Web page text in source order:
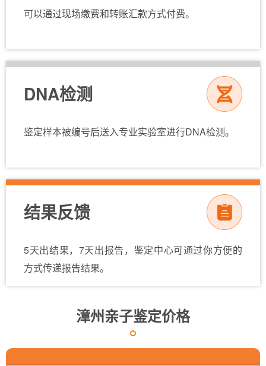
可以通过现场缴费和转账汇款方式付费。
DNA检测
鉴定样本被编号后送入专业实验室进行DNA检测。
结果反馈
5天出结果，7天出报告，鉴定中心可通过你方便的
方式传递报告结果。
漳州亲子鉴定价格